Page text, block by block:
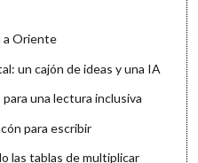
a Oriente
un cajón de ideas y una IA
una lectura inclusiva
para escribir
las tablas de multiplicar